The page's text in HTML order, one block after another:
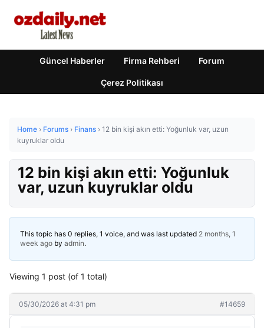
Güncel Haberler Firma Rehberi Forum
Çerez Politikası
Home › Forums › Finans › 12 bin kişi akın etti: Yoğunluk var, uzun
kuyruklar oldu
12 bin kişi akın etti: Yoğunluk
var, uzun kuyruklar oldu
This topic has 0 replies, 1 voice, and was last updated 2 months, 1
week ago by admin.
Viewing 1 post (of 1 total)
05/30/2026 at 4:31 pm #14659